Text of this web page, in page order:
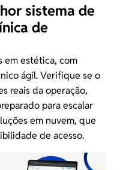
sistema de
de
em estética, com
ágil. Verifique se o
reais da operação,
para escalar
em nuvem, que
de acesso.